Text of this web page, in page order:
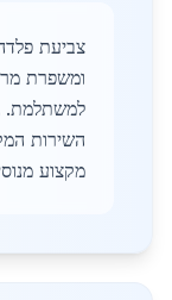
צביעת
למשתלמת.
השירות
מקצוע